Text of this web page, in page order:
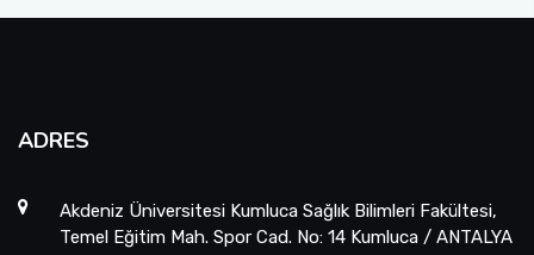
ADRES
Akdeniz Üniversitesi Kumluca Sağlık Bilimleri Fakültesi,
Temel Eğitim Mah. Spor Cad. No: 14 Kumluca / ANTALYA